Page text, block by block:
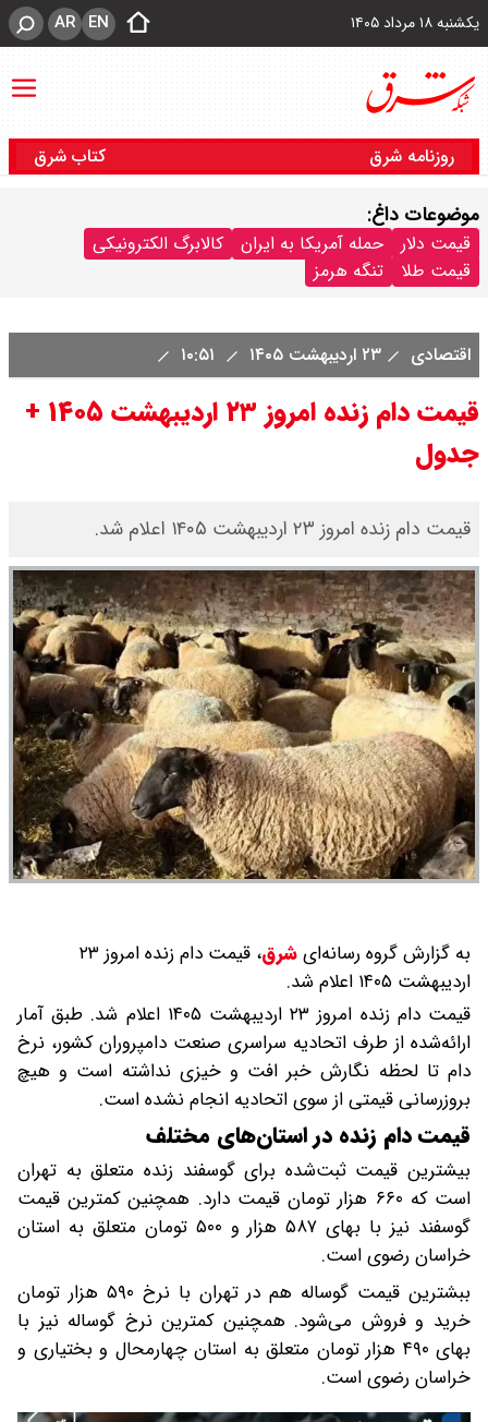
یکشنبه ۱۸ مرداد ۱۴۰۵ EN
AR
روزنامه شرق کتاب شرق
موضوعات داغ:
قیمت دلار حمله آمریکا به ایران
کالابرگ الکترونیکی
قیمت طلا
تنگه هرمز
اقتصادی ۲۳ اردیبهشت ۱۴۰۵
قیمت دام زنده امروز ۲۳ اردیبهشت ۱۴۰۵ +
جدول
قیمت دام زنده امروز ۲۳ اردیبهشت ۱۴۰۵ اعلام شد.
به گزارش گروه رسانه‌ایشرق،
قیمت دام زنده امروز ۲۳
اردیبهشت ۱۴۰۵ اعلام شد.
قیمت دام زنده امروز ۲۳ اردیبهشت ۱۴۰۵ اعلام شد. طبق آمار
ارائه‌شده از طرف اتحادیه سراسری صنعت دامپروران کشور، نرخ
دام تا لحظه نگارش خبر افت و خیزی نداشته است و هیچ
بروزرسانی قیمتی از سوی اتحادیه انجام نشده است.
قیمت دام زنده در استان‌های مختلف
بیشترین قیمت ثبت‌شده برای گوسفند زنده متعلق به تهران
است که ۶۶۰ هزار تومان قیمت دارد. همچنین کمترین قیمت
گوسفند نیز با بهای ۵۸۷ هزار و ۵۰۰ تومان متعلق به استان
خراسان رضوی است.
ببشترین قیمت گوساله هم در تهران با نرخ ۵۹۰ هزار تومان
خرید و فروش می‌شود. همچنین کمترین نرخ گوساله نیز با
بهای ۴۹۰ هزار تومان متعلق به استان چهارمحال و بختیاری و
خراسان رضوی است.